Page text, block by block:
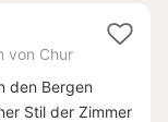
von Chur
den Bergen
Stil der Zimmer